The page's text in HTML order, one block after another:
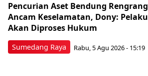
Sumedang Raya
Pencurian Aset Bendung Rengrang
Ancam Keselamatan, Dony: Pelaku
Akan Diproses Hukum
Rabu, 5 Agu 2026 - 15:19